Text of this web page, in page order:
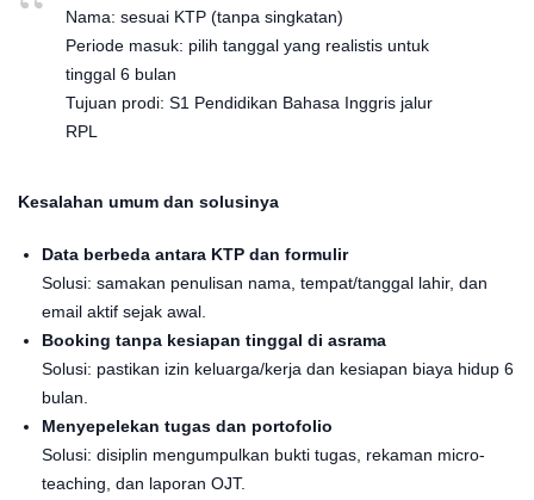
Nama: sesuai KTP (tanpa singkatan)
Periode masuk: pilih tanggal yang realistis untuk
tinggal 6 bulan
Tujuan prodi: S1 Pendidikan Bahasa Inggris jalur
RPL
Kesalahan umum dan solusinya
Data berbeda antara KTP dan formulir
Solusi: samakan penulisan nama, tempat/tanggal lahir, dan
email aktif sejak awal.
Booking tanpa kesiapan tinggal di asrama
Solusi: pastikan izin keluarga/kerja dan kesiapan biaya hidup 6
bulan.
Menyepelekan tugas dan portofolio
Solusi: disiplin mengumpulkan bukti tugas, rekaman micro-
teaching, dan laporan OJT.